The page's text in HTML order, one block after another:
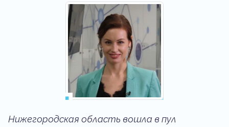
Нижегородская область вошла в пул